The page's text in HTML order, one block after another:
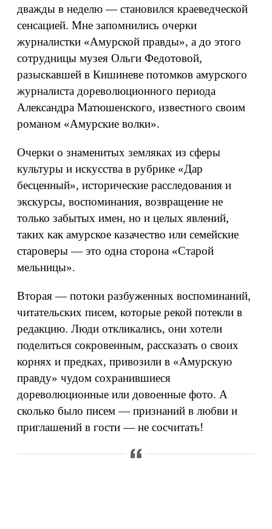
дважды в неделю — становился краеведческой
сенсацией. Мне запомнились очерки
журналистки «Амурской правды», а до этого
сотрудницы музея Ольги Федотовой,
разыскавшей в Кишиневе потомков амурского
журналиста дореволюционного периода
Александра Матюшенского, известного своим
романом «Амурские волки».
Очерки о знаменитых земляках из сферы
культуры и искусства в рубрике «Дар
бесценный», исторические расследования и
экскурсы, воспоминания, возвращение не
только забытых имен, но и целых явлений,
таких как амурское казачество или семейские
староверы — это одна сторона «Старой
мельницы».
Вторая — потоки разбуженных воспоминаний,
читательских писем, которые рекой потекли в
редакцию. Люди откликались, они хотели
поделиться сокровенным, рассказать о своих
корнях и предках, привозили в «Амурскую
правду» чудом сохранившиеся
дореволюционные или довоенные фото. А
сколько было писем — признаний в любви и
приглашений в гости — не сосчитать!